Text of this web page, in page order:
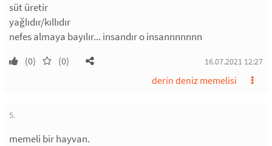
süt üretir
yağlıdır/kıllıdır
nefes almaya bayılır... insandır o insannnnnnn
(0) (0) 16.07.2021 12:27
derin deniz memelisi
5.
memeli bir hayvan.